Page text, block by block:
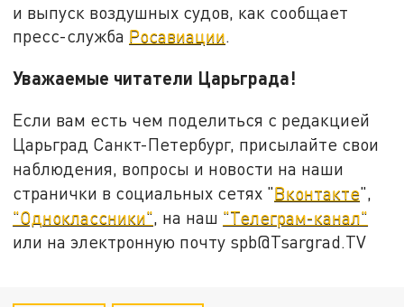
и выпуск воздушных судов, как сообщает
пресс-служба Росавиации.
Уважаемые читатели Царьграда!
Если вам есть чем поделиться с редакцией
Царьград Санкт-Петербург, присылайте свои
наблюдения, вопросы и новости на наши
странички в социальных сетях "Вконтакте",
"Одноклассники", на наш "Телеграм-канал"
или на электронную почту spb@Tsargrad.TV